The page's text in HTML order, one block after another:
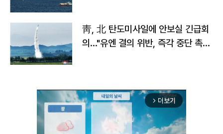
靑, 北 탄도미사일에 안보실 긴급회
의…"유엔 결의 위반, 즉각 중단 촉
arrow_forward_ios 더보기